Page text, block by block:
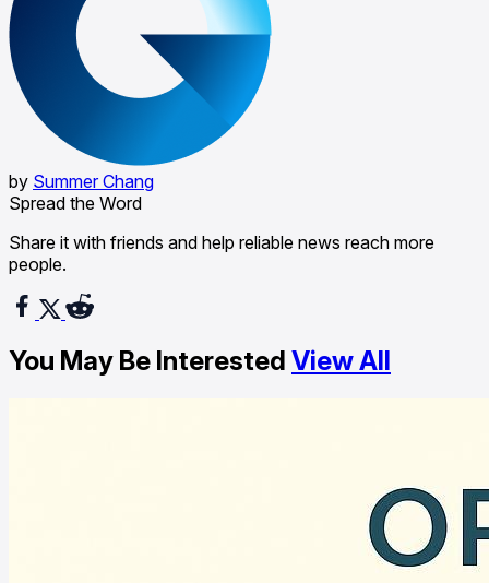
by Summer Chang
Spread the Word
Share it with friends and help reliable news reach more
people.
You May Be Interested View All